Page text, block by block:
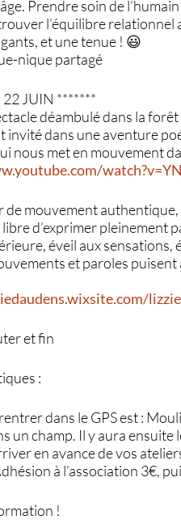
Prendre soin de
l’équilibre relationnel
et une tenue ! 😃
nique partagé
JUIN *******
déambulé dans la forêt
invité dans une aventure
nous met en mouvement
de mouvement
d’exprimer pleinement
éveil aux sensations,
et paroles puisent
et fin
:
rentrer dans le GPS est :
un champ. Il y aura
en avance de vos
à l’association 3€,
!